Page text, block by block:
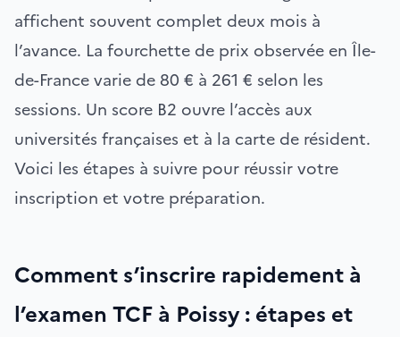
affichent souvent complet deux mois à
l’avance. La fourchette de prix observée en Île-
de-France varie de 80 € à 261 € selon les
sessions. Un score B2 ouvre l’accès aux
universités françaises et à la carte de résident.
Voici les étapes à suivre pour réussir votre
inscription et votre préparation.
Comment s’inscrire rapidement à
l’examen TCF à Poissy : étapes et